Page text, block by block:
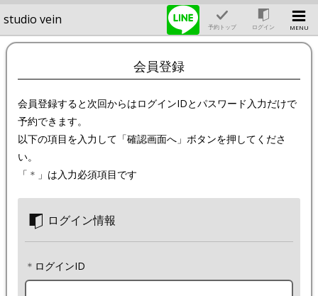
studio vein 予約トップ ログイン MENU
会員登録
会員登録すると次回からはログインIDとパスワード入力だけで
予約できます。
以下の項目を入力して「確認画面へ」ボタンを押してくださ
い。
「 ＊ 」は入力必須項目です
ログイン情報
＊ ログインID